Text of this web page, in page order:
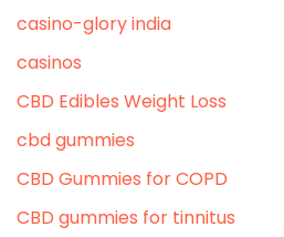
casino-glory india
casinos
CBD Edibles Weight Loss
cbd gummies
CBD Gummies for COPD
CBD gummies for tinnitus